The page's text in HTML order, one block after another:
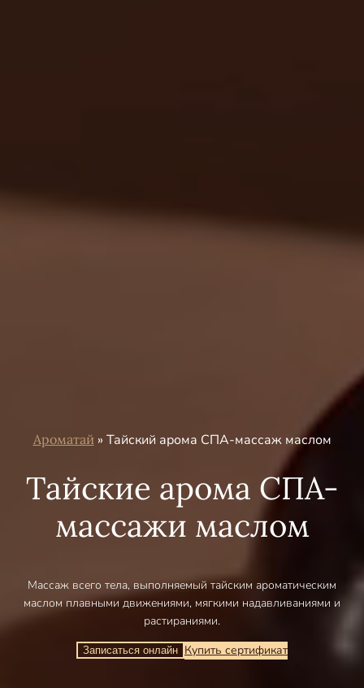
Ароматай » Тайский арома СПА-массаж маслом
Тайские арома СПА-
массажи маслом
Массаж всего тела, выполняемый тайским ароматическим
маслом плавными движениями, мягкими надавливаниями и
растираниями.
Записаться онлайн Купить сертификат